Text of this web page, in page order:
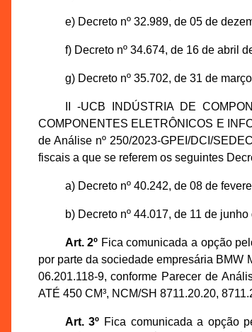
e) Decreto nº 32.989, de 05 de
f) Decreto nº 34.674, de 16 de abril
g) Decreto nº 35.702, de 31 de
II -UCB INDÚSTRIA DE
COMPONENTES ELETRÔNICOS E
de Análise nº 250/2023-GPEI/DCI/
fiscais a que se referem os seguintes
a) Decreto nº 40.242, de 08 de
b) Decreto nº 44.017, de 11 de junho
Art. 2º Fica comunicada a opção
por parte da sociedade empresária BMW
06.201.118-9, conforme Parecer de
ATÉ 450 CM³, NCM/SH 8711.20.20,
Art. 3º Fica comunicada a opção